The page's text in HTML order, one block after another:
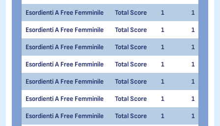
Esordienti A Free Femminile Total Score 1 1
Esordienti A Free Femminile Total Score 1 1
Esordienti A Free Femminile Total Score 1 1
Esordienti A Free Femminile Total Score 1 1
Esordienti A Free Femminile Total Score 1 1
Esordienti A Free Femminile Total Score 1 1
Esordienti A Free Femminile Total Score 1 1